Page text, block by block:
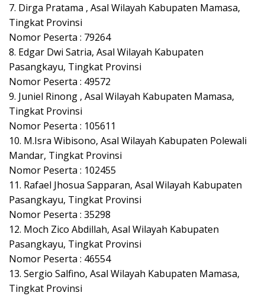
7. Dirga Pratama , Asal Wilayah Kabupaten Mamasa,
Tingkat Provinsi
Nomor Peserta : 79264
8. Edgar Dwi Satria, Asal Wilayah Kabupaten
Pasangkayu, Tingkat Provinsi
Nomor Peserta : 49572
9. Juniel Rinong , Asal Wilayah Kabupaten Mamasa,
Tingkat Provinsi
Nomor Peserta : 105611
10. M.Isra Wibisono, Asal Wilayah Kabupaten Polewali
Mandar, Tingkat Provinsi
Nomor Peserta : 102455
11. Rafael Jhosua Sapparan, Asal Wilayah Kabupaten
Pasangkayu, Tingkat Provinsi
Nomor Peserta : 35298
12. Moch Zico Abdillah, Asal Wilayah Kabupaten
Pasangkayu, Tingkat Provinsi
Nomor Peserta : 46554
13. Sergio Salfino, Asal Wilayah Kabupaten Mamasa,
Tingkat Provinsi